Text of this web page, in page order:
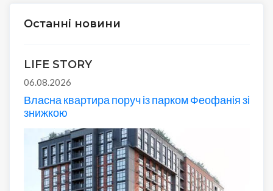
Останні новини
LIFE STORY
06.08.2026
Власна квартира поруч із парком Феофанія зі
знижкою